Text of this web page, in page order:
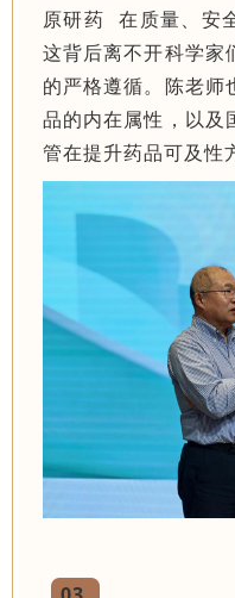
原研药 在质量、安
这背后离不开科学家
的严格遵循。陈老师
品的内在属性，以及
管在提升药品可及性